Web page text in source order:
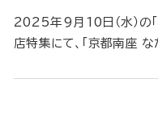
2025年9月10日（水）の「
店特集にて、「京都南座 な